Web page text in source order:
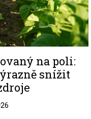
na poli:
snížit